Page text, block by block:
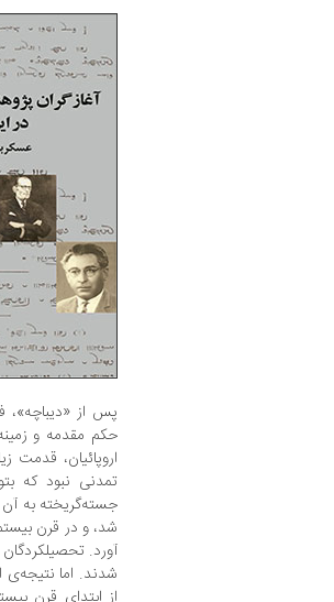
پس از «دیباچه»،
حکم مقدمه و
اروپائیان، قدمت
تمدنی نبود که
جسته‌گریخته به
شد، و در قرن
آورد.
شدند. اما